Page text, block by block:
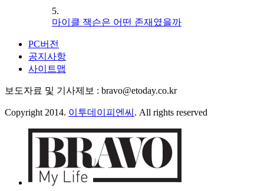
5.
마이클 잭슨은 어떤 존재였을까
PC버전
공지사항
사이트맵
보도자료 및 기사제보 : bravo@etoday.co.kr
Copyright 2014. 이투데이피엔씨 . All rights reserved